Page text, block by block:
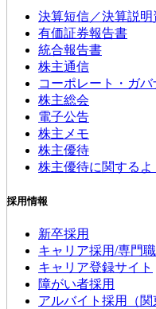
決算短信／決算説明
有価証券報告書
統合報告書
株主通信
コーポレート・ガバ
株主総会
電子公告
株主メモ
株主優待
株主優待に関するよ
採用情報
新卒採用
キャリア採用/専門
キャリア登録サイト
障がい者採用
アルバイト採用（関